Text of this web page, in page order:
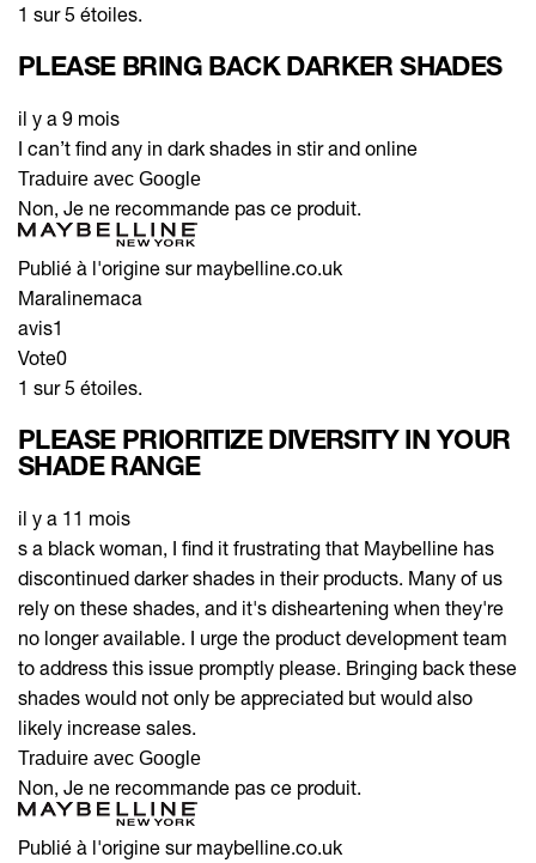
1 sur 5 étoiles.
PLEASE BRING BACK DARKER SHADES
il y a 9 mois
I can’t find any in dark shades in stir and online
Traduire avec Google
Non, Je ne recommande pas ce produit.
Publié à l'origine sur maybelline.co.uk
Maralinemaca
avis1
Vote0
1 sur 5 étoiles.
PLEASE PRIORITIZE DIVERSITY IN YOUR
SHADE RANGE
il y a 11 mois
s a black woman, I find it frustrating that Maybelline has
discontinued darker shades in their products. Many of us
rely on these shades, and it's disheartening when they're
no longer available. I urge the product development team
to address this issue promptly please. Bringing back these
shades would not only be appreciated but would also
likely increase sales.
Traduire avec Google
Non, Je ne recommande pas ce produit.
Publié à l'origine sur maybelline.co.uk